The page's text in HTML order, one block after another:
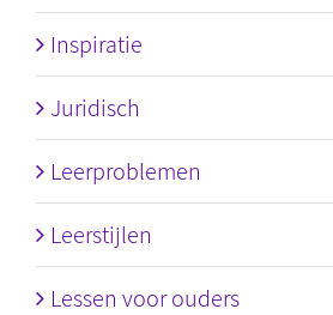
Inspiratie
Juridisch
Leerproblemen
Leerstijlen
Lessen voor ouders